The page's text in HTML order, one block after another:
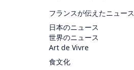
フランスが伝えたニュース
日本のニュース
世界のニュース
Art de Vivre
食文化